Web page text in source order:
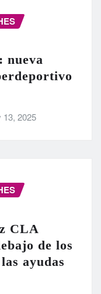
nueva
13, 2025
CLA
de los
ayudas